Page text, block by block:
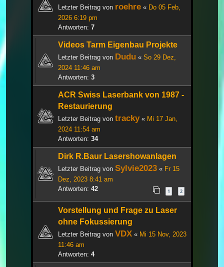
Letzter Beitrag von roehre « Do 05 Feb,
2026 6:19 pm
Antworten: 7
Videos Tarm Eigenbau Projekte
Letzter Beitrag von Dudu « So 29 Dez,
2024 11:46 am
Antworten: 3
ACR Swiss Laserbank von 1987 -
Restaurierung
Letzter Beitrag von tracky« Mi 17 Jan,
2024 11:54 am
Antworten: 34
Dirk R.Baur Lasershowanlagen
Letzter Beitrag von Sylvie2023 « Fr 15
Dez, 2023 8:41 am
Antworten: 42 1 2
Vorstellung und Frage zu Laser
ohne Fokussierung
Letzter Beitrag von VDX « Mi 15 Nov, 2023
11:46 am
Antworten: 4